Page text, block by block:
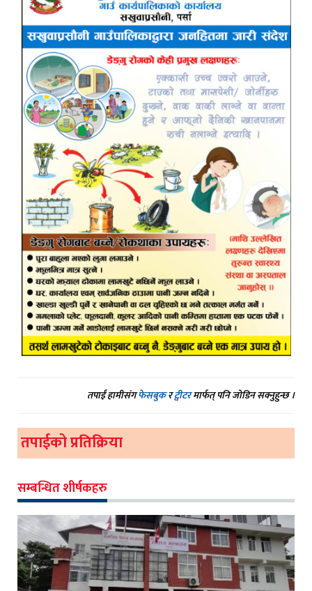
तपाईं हामीसंगफेसबुकरट्वीटरमार्फत् पनि जोडिन सक्नुहुन्छ ।
तपाईको प्रतिक्रिया
सम्बन्धित शीर्षकहरु